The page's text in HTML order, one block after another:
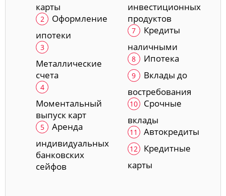
карты
Оформление
ипотеки
Металлические
счета
Моментальный
выпуск карт
Аренда
индивидуальных
банковских
сейфов
инвестиционных
продуктов
Кредиты
наличными
Ипотека
Вклады до
востребования
Срочные
вклады
Автокредиты
Кредитные
карты